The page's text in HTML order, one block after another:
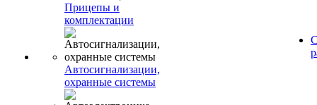
Прицепы и
комплектации
Автосигнализации,
охранные системы